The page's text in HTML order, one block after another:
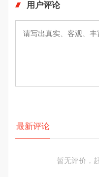
用户评论
最新评论
暂无评价，